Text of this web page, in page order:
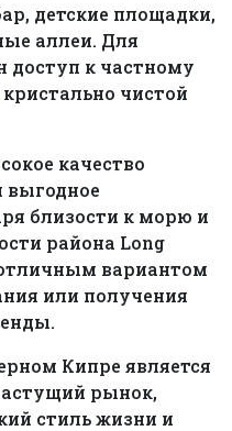
детские площадки,
аллеи. Для
доступ к частному
чистой
качество
выгодное
близости к морю и
района Long
отличным вариантом
или получения
Кипре является
рынок,
стиль жизни и